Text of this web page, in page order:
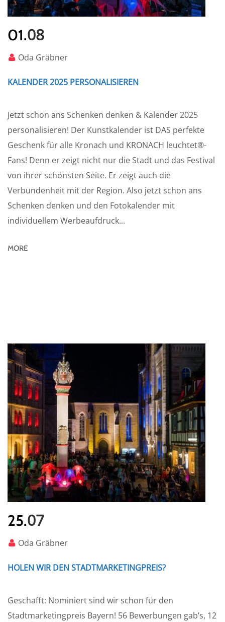
01.08
Oda Gräbner
KALENDER 2025 PERSONALISIEREN
Jetzt schon ans Schenken denken & Kalender 2025
personalisieren! Der Kunstkalender ist DAS perfekte
Geschenk für alle Kronach und KRONACH leuchtet®-
Fans! Denn er zeigt nicht nur die Stadt und das Festival
von ihrer schönsten Seite. Er zeigt auch die
Verbundenheit mit der Region. Also jetzt schon ans
Schenken denken und den Fotokalender mit
individuellem Werbeaufdruck...
MORE
25.07
Oda Gräbner
HOLEN WIR DEN STADTMARKETINGPREIS?
Geschafft: Nominiert sind wir schon für den
Stadtmarketingpreis Bayern! 56 Bewerbungen gab’s, 12